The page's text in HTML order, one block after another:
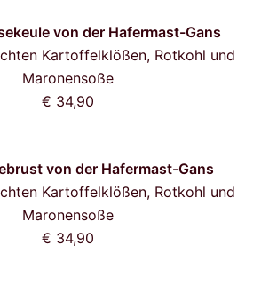
von der Hafermast-Gans
Kartoffelklößen, Rotkohl und
Maronensoße
€ 34,90
von der Hafermast-Gans
Kartoffelklößen, Rotkohl und
Maronensoße
€ 34,90